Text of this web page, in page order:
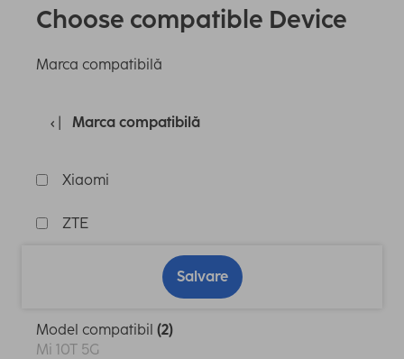
Choose compatible Device
Marca compatibilă
Marca compatibilă
Xiaomi
ZTE
Salvare
Model compatibil (2)
Mi 10T 5G